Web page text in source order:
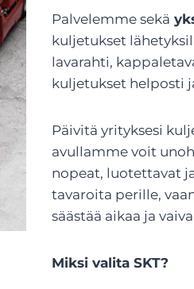
Palvelemme sekä
kuljetukset
lavarahti,
kuljetukset helposti
Päivitä yrityksesi
avullamme voit
nopeat, luotettavat
tavaroita perille,
säästää aikaa ja
Miksi valita SKT?